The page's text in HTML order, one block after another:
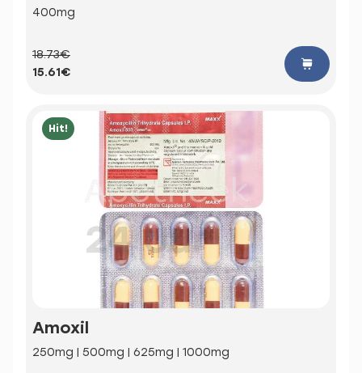
400mg
18.73€
15.61€
Hit!
Amoxil
250mg | 500mg | 625mg | 1000mg